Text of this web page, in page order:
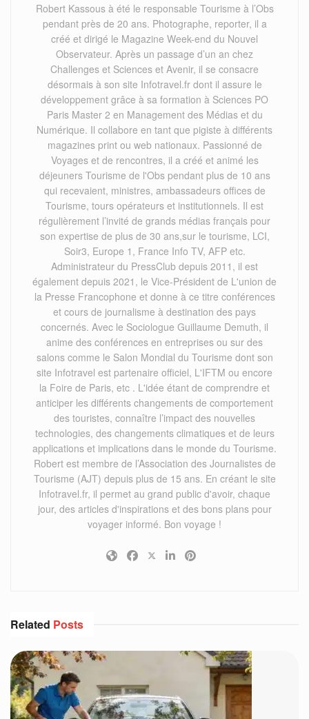
Robert Kassous à été le responsable Tourisme à l’Obs
pendant près de 20 ans. Photographe, reporter, il a
créé et dirigé le Magazine Week-end du Nouvel
Observateur. Après un passage d’un an chez
Challenges et Sciences et Avenir, il se consacre
désormais à son site Infotravel.fr dont il assure le
développement grâce à sa formation à Sciences PO
Paris Master 2 en Management des Médias et du
Numérique. Il collabore en tant que pigiste à différents
magazines print ou web nationaux. Passionné de
Voyages et de rencontres, il a créé et animé les
déjeuners Tourisme de l'Obs pendant plus de 10 ans
qui recevaient, ministres, ambassadeurs offices de
Tourisme, tours opérateurs et institutionnels. Il est
régulièrement l’invité de grands médias français pour
son expertise de plus de 30 ans,sur le tourisme, LCI,
Soir3, Europe 1, France Info TV, AFP etc.
Administrateur du PressClub depuis 2011, il est
également depuis 2021, le Vice-Président de L'union de
la Presse Francophone et donne à ce titre conférences
et cours de journalisme à destination des pays
concernés. Avec le Sociologue Guillaume Demuth, il
anime des conférences en entreprises ou sur des
salons comme le Salon Mondial du Tourisme dont son
site Infotravel est partenaire officiel, L'IFTM ou encore
la Foire de Paris, etc . L'idée étant de comprendre et
anticiper les différents changements de comportement
des touristes, connaître l’impact des nouvelles
technologies, des changements climatiques et de leurs
applications et implications dans le monde du Tourisme.
Robert est membre de l’Association des Journalistes de
Tourisme (AJT) depuis plus de 15 ans. En créant le site
Infotravel.fr, il permet au grand public d'avoir, chaque
jour, des articles d'inspirations et des bons plans pour
voyager informé. Bon voyage !
Related Posts